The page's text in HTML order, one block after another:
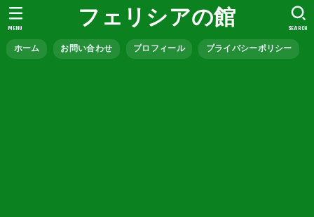
フェリシアの館
ホーム お問い合わせ プロフィール プライバシーポリシー
SEARCH
MENU